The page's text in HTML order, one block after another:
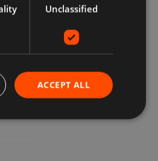
Unclassified
ACCEPT ALL